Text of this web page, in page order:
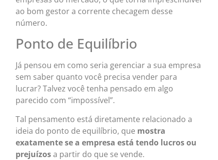
ao bom gestor a corrente checagem desse
número.
Ponto de Equilíbrio
Já pensou em como seria gerenciar a sua empresa
sem saber quanto você precisa vender para
lucrar? Talvez você tenha pensado em algo
parecido com “impossível”.
Tal pensamento está diretamente relacionado a
ideia do ponto de equilíbrio, que mostra
exatamente se a empresa está tendo lucros ou
prejuízosa partir do que se vende.